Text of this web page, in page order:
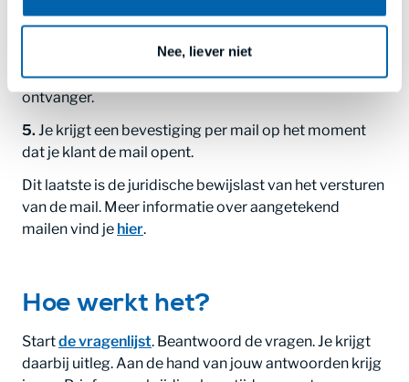
Nee, liever niet
3.Je controleert en uploadt de brif overschrijding
4.Je maakt de aangetekende mail en mailt die naar de
ontvanger.
5. Je krijgt een bevestiging per mail op het moment
dat je klant de mail opent.
Dit laatste is de juridische bewijslast van het versturen
van de mail. Meer informatie over aangetekend
mailen vind je hier.
Hoe werkt het?
Startde vragenlijst. Beantwoord de vragen. Je krijgt
daarbij uitleg. Aan de hand van jouw antwoorden krijg